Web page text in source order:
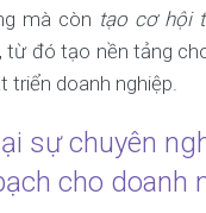
mà còn tạo cơ hội
từ đó tạo nền tảng
triển doanh nghiệp.
sự chuyên
cho doanh